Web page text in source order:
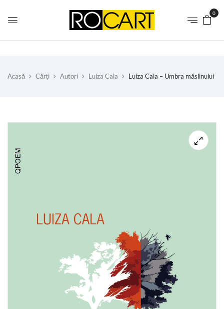
0
Acasă Cărţi Autori Luiza Cala Luiza Cala – Umbra măslinului